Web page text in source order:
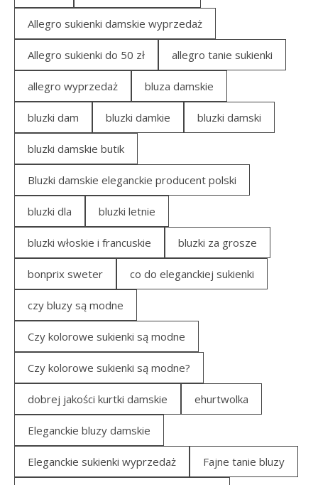
Allegro sukienki damskie wyprzedaż
Allegro sukienki do 50 zł allegro tanie sukienki
allegro wyprzedaż bluza damskie
bluzki dam bluzki damkie bluzki damski
bluzki damskie butik
Bluzki damskie eleganckie producent polski
bluzki dla bluzki letnie
bluzki włoskie i francuskie bluzki za grosze
bonprix sweter co do eleganckiej sukienki
czy bluzy są modne
Czy kolorowe sukienki są modne
Czy kolorowe sukienki są modne?
dobrej jakości kurtki damskie ehurtwolka
Eleganckie bluzy damskie
Eleganckie sukienki wyprzedaż Fajne tanie bluzy